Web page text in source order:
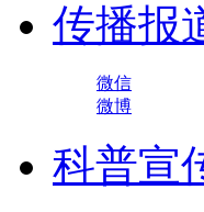
传播报
微信
微博
科普宣